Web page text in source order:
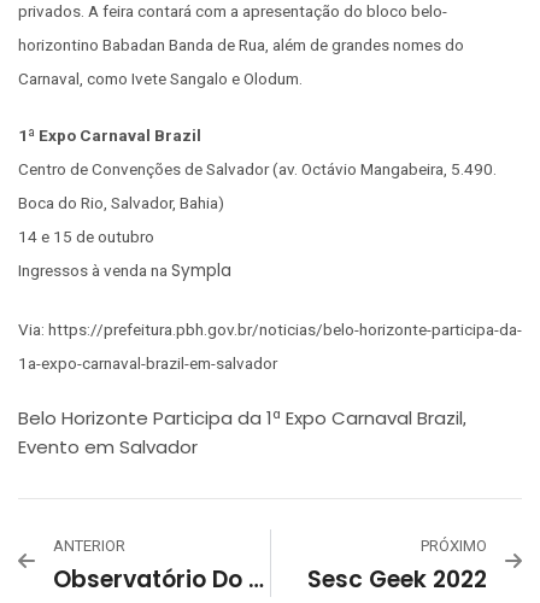
privados. A feira contará com a apresentação do bloco belo-
horizontino Babadan Banda de Rua, além de grandes nomes do
Carnaval, como Ivete Sangalo e Olodum.
1ª Expo Carnaval Brazil
Centro de Convenções de Salvador (av. Octávio Mangabeira, 5.490.
Boca do Rio, Salvador, Bahia)
14 e 15 de outubro
Ingressos à venda naSympla
Via: https://prefeitura.pbh.gov.br/noticias/belo-horizonte-participa-da-
1a-expo-carnaval-brazil-em-salvador
Belo Horizonte Participa da 1ª Expo Carnaval Brazil,
Evento em Salvador
ANTERIOR
Observatório Do Turismo Realiza Pesquisa No Conjunto Moderno Da Pampulha
PRÓXIMO
Sesc Geek 2022